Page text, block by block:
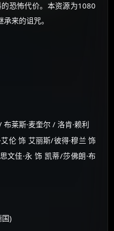
恐怖代价。本资源为1080
来的诅咒。
莱斯·麦奎尔 / 洛肯·赖利
伦 饰 艾丽斯/彼得·穆兰 饰
文佳·永 饰 凯蒂/莎佛朗·布
)